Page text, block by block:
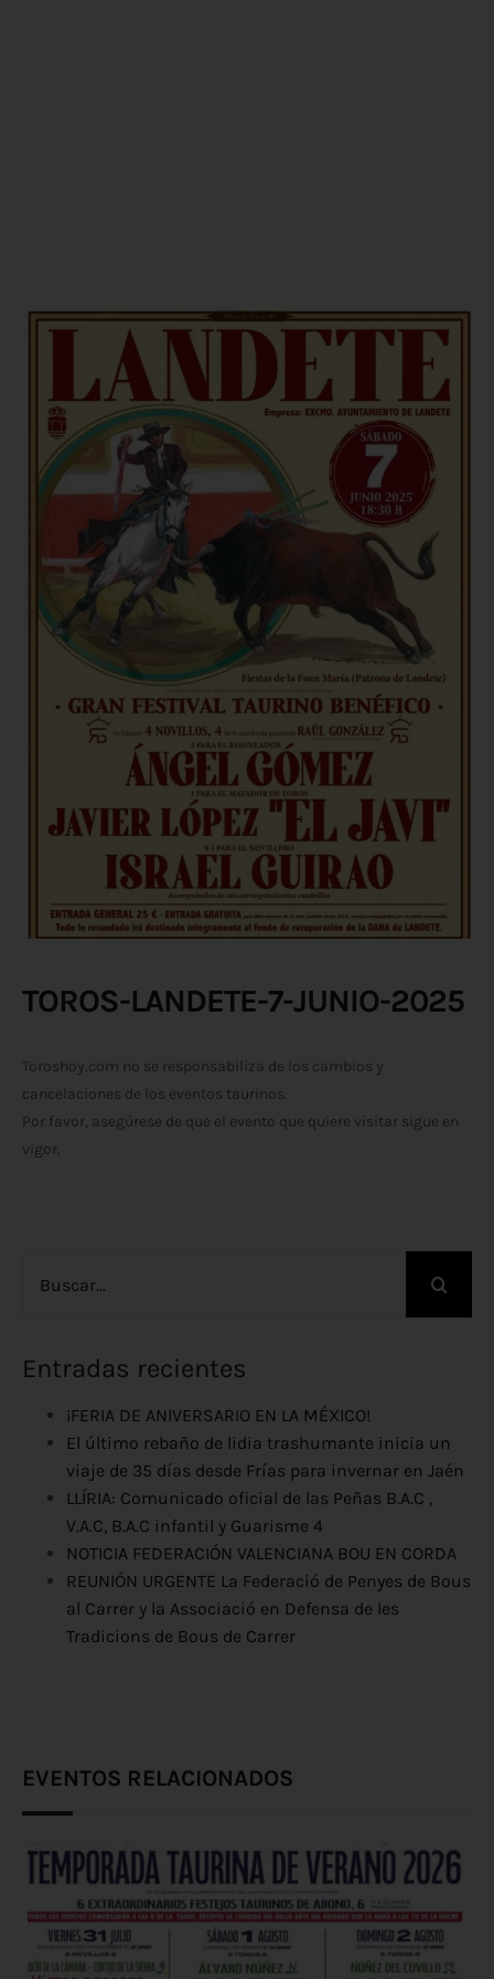
TOROS-LANDETE-7-JUNIO-2025
Toroshoy.com no se responsabiliza de los cambios y
cancelaciones de los eventos taurinos.
Por favor, asegúrese de que el evento que quiere visitar sigue en
vigor.
Entradas recientes
¡FERIA DE ANIVERSARIO EN LA MÉXICO!
El último rebaño de lidia trashumante inicia un
viaje de 35 días desde Frías para invernar en Jaén
LLÍRIA: Comunicado oficial de las Peñas B.A.C ,
V.A.C, B.A.C infantil y Guarisme 4
NOTICIA FEDERACIÓN VALENCIANA BOU EN CORDA
REUNIÓN URGENTE La Federació de Penyes de Bous
al Carrer y la Associació en Defensa de les
Tradicions de Bous de Carrer
EVENTOS RELACIONADOS